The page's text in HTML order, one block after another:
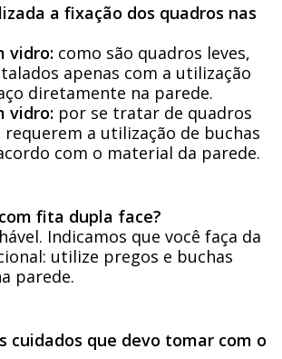
a fixação dos quadros nas
vidro: como são quadros leves,
apenas com a utilização
diretamente na parede.
vidro: por se tratar de quadros
requerem a utilização de buchas
com o material da parede.
fita dupla face?
Indicamos que você faça da
utilize pregos e buchas
parede.
cuidados que devo tomar com o